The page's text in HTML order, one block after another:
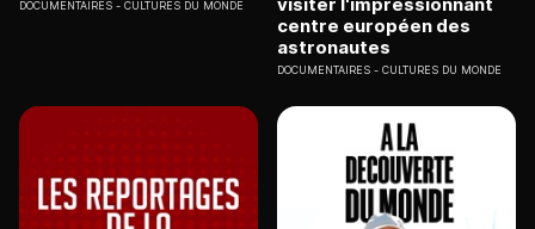
DOCUMENTAIRES CULTURES DU MONDE
centre européen des
astronautes
DOCUMENTAIRES CULTURES DU MONDE